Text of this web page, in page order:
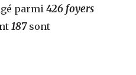
parmi426 foyers
187sont